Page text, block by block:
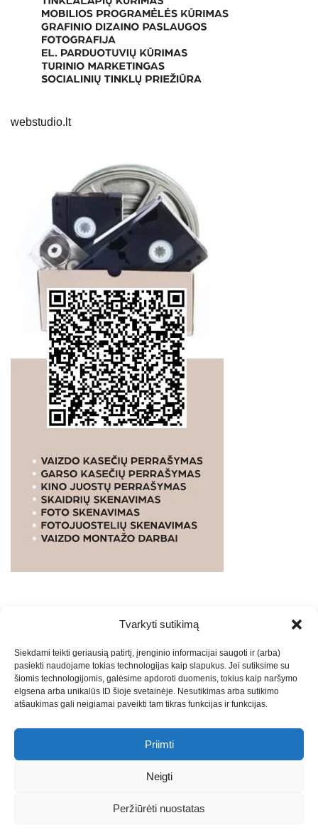
Tvarkyti sutikimą
Siekdami teikti geriausią patirtį, įrenginio informacijai saugoti ir (arba)
pasiekti naudojame tokias technologijas kaip slapukus. Jei sutiksime su
šiomis technologijomis, galėsime apdoroti duomenis, tokius kaip naršymo
elgsena arba unikalūs ID šioje svetainėje. Nesutikimas arba sutikimo
atšaukimas gali neigiamai paveikti tam tikras funkcijas ir funkcijas.
Priimti
Neigti
Peržiūrėti nuostatas
webstudio.lt
PASLAUGOS. SEO tekstų rašymas, turinio kūrimas,
straipsnių rašymas ir talpinimas į mūsų valdomas
svetaines.2026Armijai.LTTheme: Express News ByAdore
Themes.
Marketingo agentūra -Teisinės
-Saulius Narbutas
Regionų naujienos-